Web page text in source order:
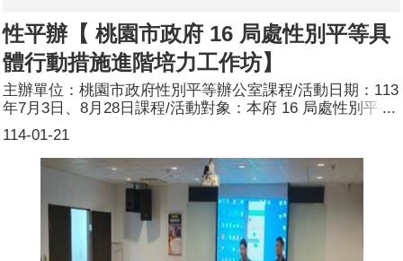
性平辦【 桃園市政府 16 局處性別平等具
體行動措施進階培力工作坊】
114-01-21
主辦單位：桃園市政府性別平等辦公室課程/活動日期：113
年7月3日、8月28日課程/活動對象：本府 16 局處性別平等
工作團隊成員(性別平等督導、性別議題連絡人、性別議題
代理人)或計畫撰擬之業務單位同仁辦理形式：工作坊課程/
活動簡介：本次工作坊參與局處共分 4 組，從各局處之性
別統計產出性別分析，再看到性別落差較大之業務或從去除
性別刻板印象面，據以研擬該局處之性別平等具體行動措
施。參加人數：79人(男26人、女53人)講師資料：(1)姓
名：許雅惠老師、郭玲惠老師(2)職稱：暨南國際大學社會
政策與社會工作學系教授、臺北大學法律學系教授